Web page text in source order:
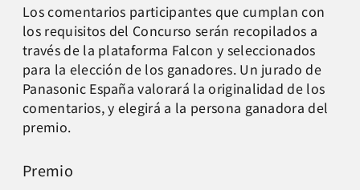
Los comentarios participantes que cumplan con
los requisitos del Concurso serán recopilados a
través de la plataforma Falcon y seleccionados
para la elección de los ganadores. Un jurado de
Panasonic España valorará la originalidad de los
comentarios, y elegirá a la persona ganadora del
premio.
Premio